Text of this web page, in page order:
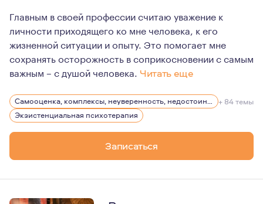
Главным в своей профессии считаю уважение к
личности приходящего ко мне человека, к его
жизненной ситуации и опыту. Это помогает мне
сохранять осторожность в соприкосновении с самым
важным – с душой человека. Читать еще
Существует такое мнение, что эффективность
Самооценка, комплексы, неуверенность, недостоин своей должности или положения в обществе
+ 84 темы
Экзистенциальная психотерапия
Записаться